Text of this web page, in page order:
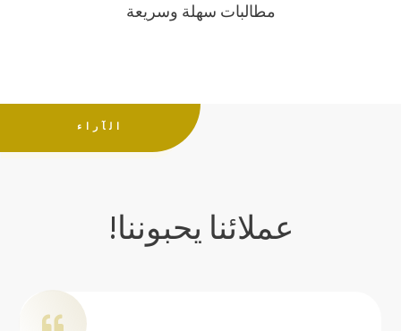
مطالبات سهلة وسريعة
الآراء
عملائنا يحبوننا!